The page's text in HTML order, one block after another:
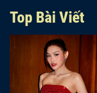
Top Bài Viết